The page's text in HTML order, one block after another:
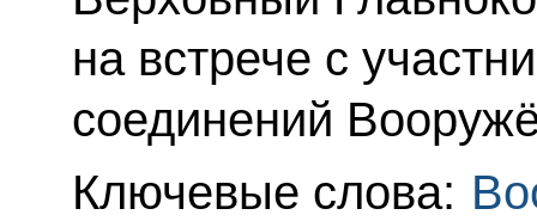
на встрече с
соединений
Ключевые слова: